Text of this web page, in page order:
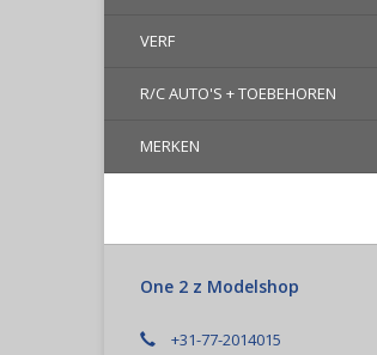
VERF
R/C AUTO'S + TOEBEHOREN
MERKEN
One 2 z Modelshop
+31-77-2014015